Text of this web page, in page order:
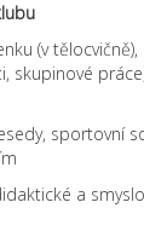
(v
skupinové
sportovní
a